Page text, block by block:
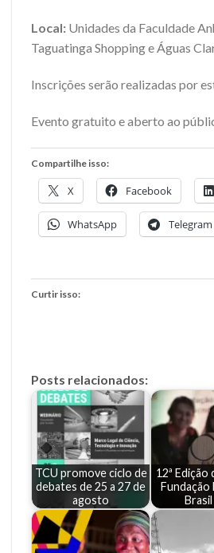
Local: Unidades da Faculdade
Taguatinga Shopping e Águas
Inscrições serão realizadas por
Evento gratuito e aberto ao
Compartilhe isso:
X Facebook
WhatsApp Telegram
Curtir isso:
Posts relacionados:
TCU promove ciclo de
debates de 25 a 27 de
agosto
12ª
Fundação